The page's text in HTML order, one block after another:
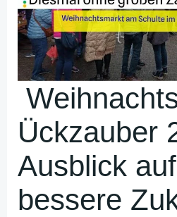
Ückzauber
Ausblick
bessere